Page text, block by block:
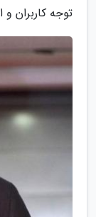
توجه کاربران